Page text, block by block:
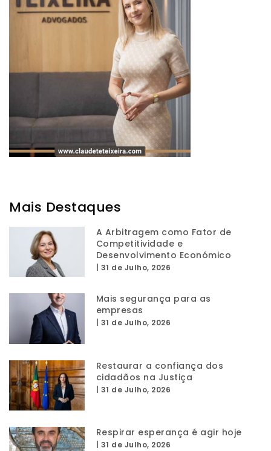
Mais Destaques
A Arbitragem como Fator de
Competitividade e
Desenvolvimento Económico
31 de Julho, 2026
Mais segurança para as
empresas
31 de Julho, 2026
Restaurar a confiança dos
cidadãos na Justiça
31 de Julho, 2026
Respirar esperança é agir hoje
31 de Julho, 2026